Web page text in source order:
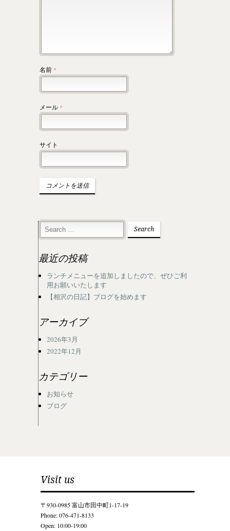
名前 *
メール *
サイト
最近の投稿
ランチメニューを追加しましたので、ぜひご利
用お願いいたします
【相沢の日記】ブログを始めます
アーカイブ
2026年3月
2022年12月
カテゴリー
お知らせ
ブログ
Visit us
〒930-0985 富山市田中町1-17-19
Phone: 076-471-8133
Open: 10:00-19:00